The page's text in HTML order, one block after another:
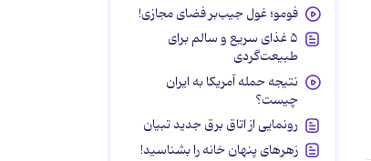
فومو؛ غول جیب‌بر فضای مجازی!
۵ غذای سریع و سالم برای
طبیعت‌گردی
نتیجه حمله آمریکا به ایران
چیست؟
رونمایی از اتاق برق جدید تبیان
زهرهای پنهان خانه را بشناسید!